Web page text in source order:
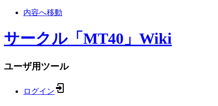
内容へ移動
サークル「MT40」Wiki
ユーザ用ツール
ログイン